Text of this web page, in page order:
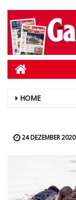
HOME
24 DEZEMBER 2020